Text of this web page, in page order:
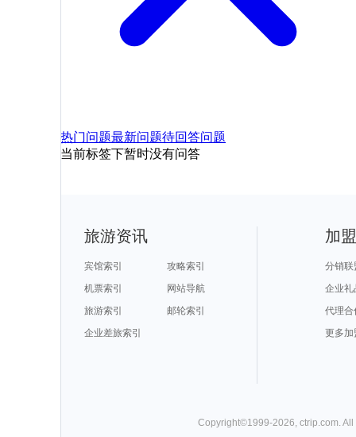
热门问题最新问题待回答问题
当前标签下暂时没有问答
旅游资讯
宾馆索引
攻略索引
机票索引
网站导航
旅游索引
邮轮索引
企业差旅索引
加
分销联
企业礼
代理合
更多加
Copyright©1999-2026, ctrip.com.